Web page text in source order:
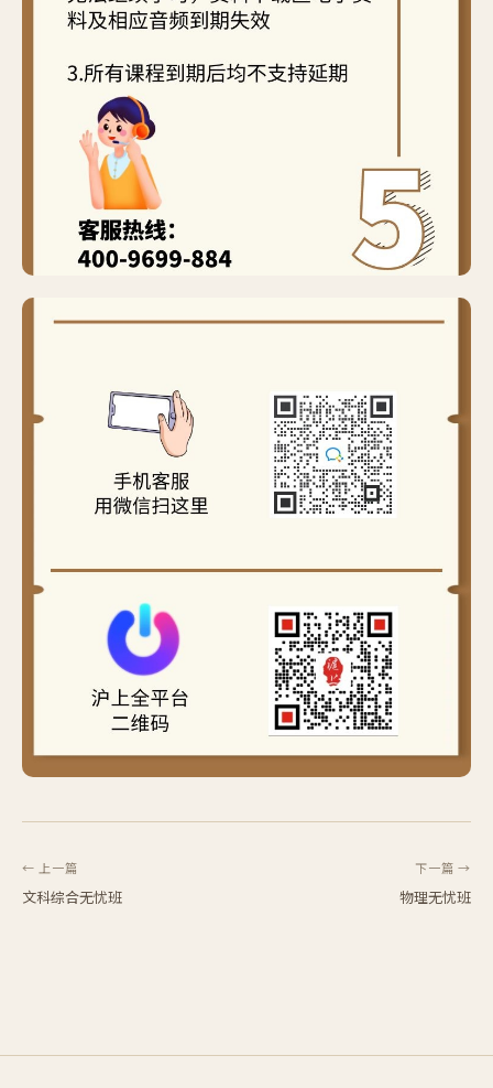
← 上一篇
文科综合无忧班
下一篇 →
物理无忧班